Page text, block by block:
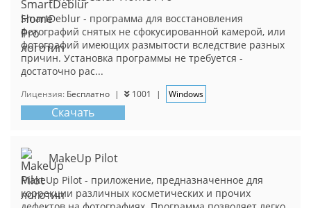
SmartDeblur - программа для восстановления
фотографий снятых не сфокусированной камерой, или
фотографий имеющих размытости вследствие разных
причин. Установка программы не требуется -
достаточно рас...
Лицензия: Бесплатно | 1001 | Windows
Скачать
MakeUp Pilot
MakeUp Pilot - приложение, предназначенное для
коррекции различных косметических и прочих